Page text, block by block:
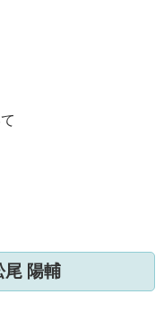
尾 陽輔